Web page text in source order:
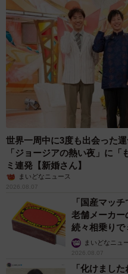
世界一周中に3度も出会った
「ジョージアの熱い夜」に
ミ連発【新婚さん】
まいどなニュース
2026.08.07
「国産マッ
老舗メーカ
続々相乗りで
まいどなニュ
2026.08.07
「化けまし